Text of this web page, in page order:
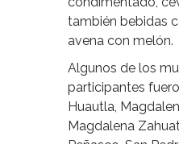
también bebidas
avena con melón.
Algunos de los
participantes
Huautla,
Magdalena